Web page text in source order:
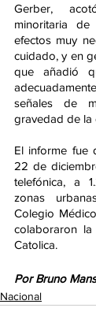
Gerber,
minoritaria
efectos muy
cuidado, y en
que añadió
señales de
gravedad de la
El informe fue
22 de
telefónica, a
zonas
Colegio
colaboraron
Catolica.
Por Bruno
Nacional